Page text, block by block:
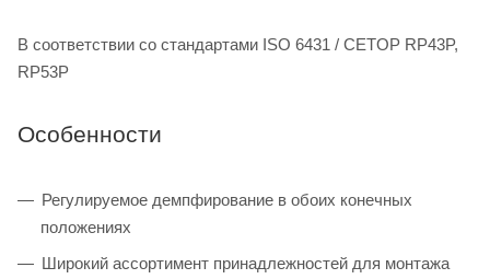
В соответствии со стандартами ISO 6431 / CETOP RP43P,
RP53P
Особенности
Регулируемое демпфирование в обоих конечных
положениях
Широкий ассортимент принадлежностей для монтажа